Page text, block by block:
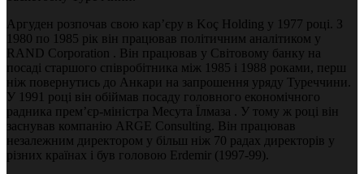
Аргуден розпочав свою кар’єру в Koç Holding у 1977 році. З
1980 по 1985 рік він працював політичним аналітиком у
RAND Corporation . Він працював у Світовому банку на
посаді старшого співробітника між 1985 і 1988 роками, перш
ніж повернутись до Анкари на запрошення уряду Туреччини.
У 1991 році він обіймав посаду головного економічного
радника прем’єр-міністра Месута Їлмаза . У тому ж році він
заснував компанію ARGE Consulting. Він працював
незалежним директором у більш ніж 70 радах директорів у
різних країнах і був головою Erdemir (1997-99).